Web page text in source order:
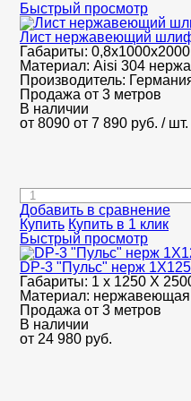
Быстрый просмотр
Лист нержавеющий
Габариты: 0,8х1000х2000
Материал: Aisi 304
Производитель:
Продажа от 3 метров
В наличии
от 8090 от 7 890 руб. / шт.
Добавить в сравнение
Купить Купить в 1 клик
Быстрый просмотр
DP-3 "Пульс" нерж
Габариты: 1 х 1250 Х
Материал: нержавеющая
Продажа от 3 метров
В наличии
от 24 980 руб.